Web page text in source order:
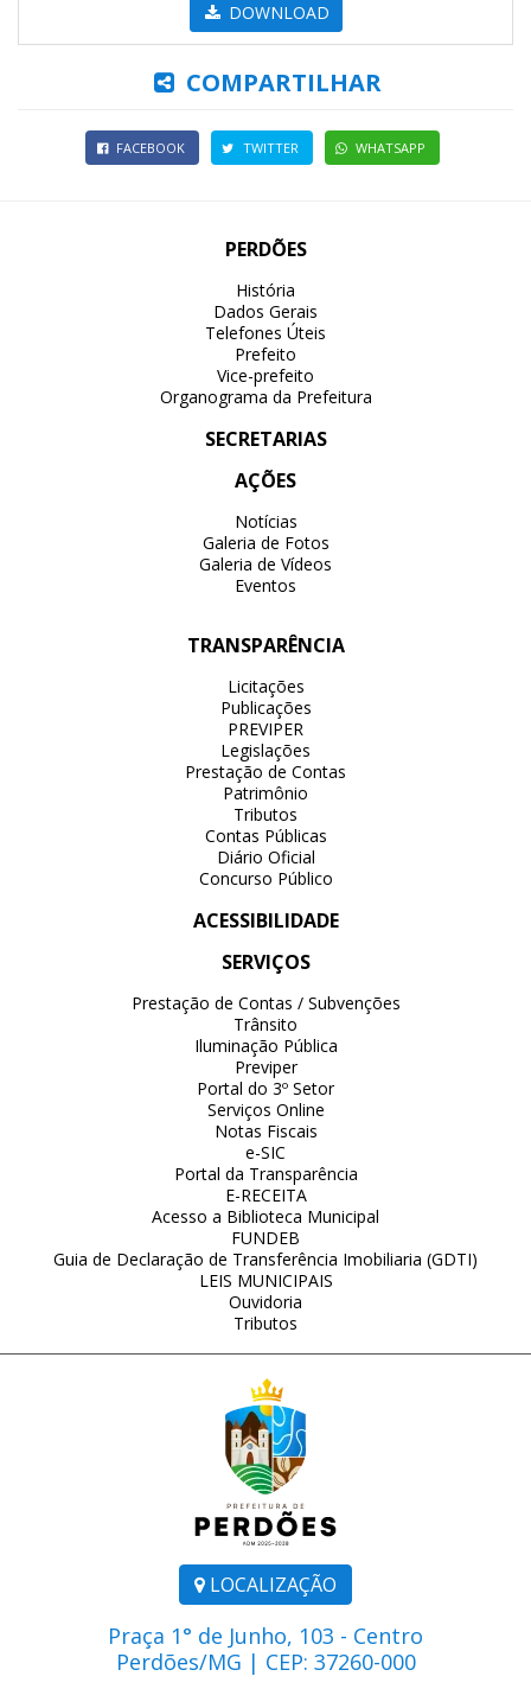
DOWNLOAD
COMPARTILHAR
FACEBOOK TWITTER WHATSAPP
LOCALIZAÇÃO
Praça 1° de Junho, 103 - Centro
Perdões/MG | CEP: 37260-000
PERDÕES
História
Dados Gerais
Telefones Úteis
Prefeito
Vice-prefeito
Organograma da Prefeitura
SECRETARIAS
AÇÕES
Notícias
Galeria de Fotos
Galeria de Vídeos
Eventos
TRANSPARÊNCIA
Licitações
Publicações
PREVIPER
Legislações
Prestação de Contas
Patrimônio
Tributos
Contas Públicas
Diário Oficial
Concurso Público
ACESSIBILIDADE
SERVIÇOS
Prestação de Contas / Subvenções
Trânsito
Iluminação Pública
Previper
Portal do 3º Setor
Serviços Online
Notas Fiscais
e-SIC
Portal da Transparência
E-RECEITA
Acesso a Biblioteca Municipal
FUNDEB
Guia de Declaração de Transferência Imobiliaria (GDTI)
LEIS MUNICIPAIS
Ouvidoria
Tributos